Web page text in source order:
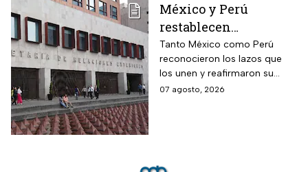
México y Perú
restablecen
relaciones
diplomáticas después
de nueve meses
Tanto México como Perú
reconocieron los lazos que
los unen y reafirmaron su
respeto al derecho
07 agosto, 2026